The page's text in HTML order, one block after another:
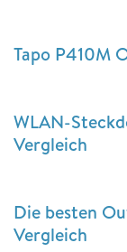
Tapo P410M
WLAN-
Vergleich
Die besten
Vergleich